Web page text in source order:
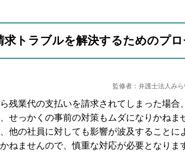
求トラブルを解決するためのプロ
監修者：弁護士法人み
残業代の支払いを請求されてしまった場合
せっかくの事前の対策もムダになりかねま
他の社員に対しても影響が波及することに
ねませんので、慎重な対応が必要となりま